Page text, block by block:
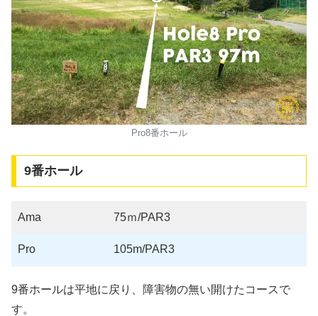
Pro8番ホール
9番ホール
Ama 75ｍ/PAR3
Pro 105m/PAR3
9番ホールは平地に戻り、障害物の無い開けたコースで
す。